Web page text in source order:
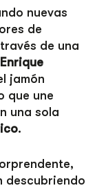
nuevas
de
de una
Enrique
jamón
que une
una sola
.
descubriendo